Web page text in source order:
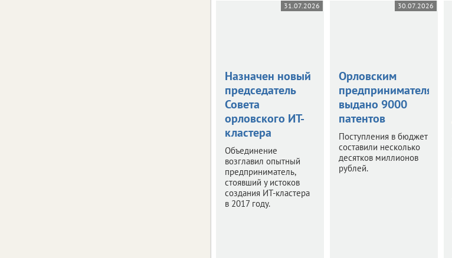
31.07.2026
Назначен новый
председатель
Совета
орловского ИТ-
кластера
Объединение
возглавил опытный
предприниматель,
стоявший у истоков
создания ИТ-кластера
в 2017 году.
30.07.2026
Орловским
предпринимателям
выдано 9000
патентов
Поступления в бюджет
составили несколько
десятков миллионов
рублей.